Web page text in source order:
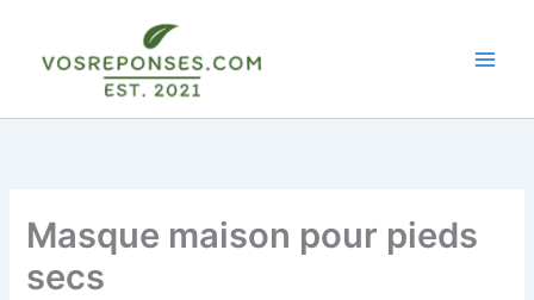
contenu
Masque maison pour pieds
secs